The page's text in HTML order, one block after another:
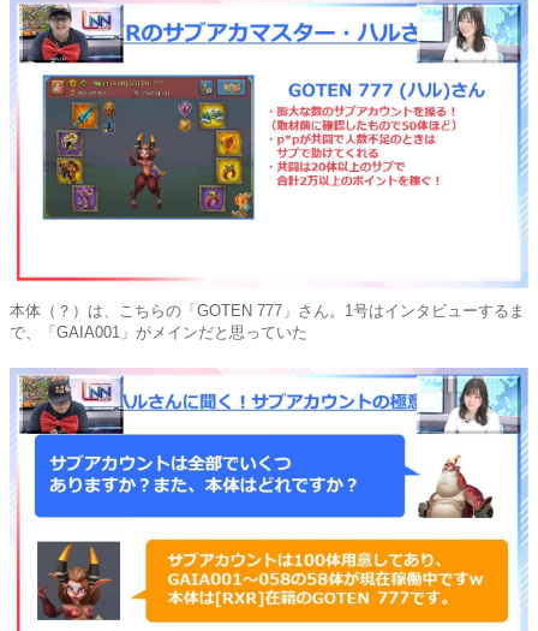
本体（？）は、こちらの「GOTEN 777」さん。1号はインタビューするま
で、「GAIA001」がメインだと思っていた